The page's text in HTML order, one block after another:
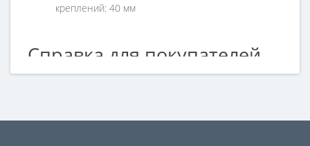
креплений: 40 мм
Справка для покупателей
Если вы хотите купить «Клапан электромагнитный